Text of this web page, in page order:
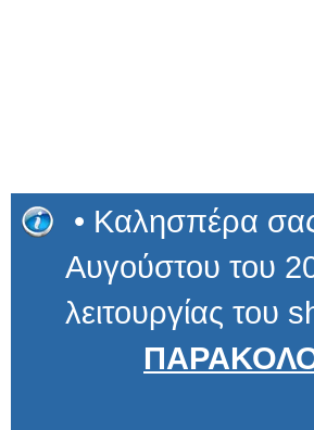
• Καλησπέρα
Αυγούστου του
λειτουργίας του